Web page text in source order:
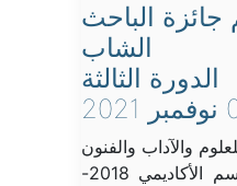
جائزة الباحث
الشاب
الدورة الثالثة
والآداب والفنون
“بيت الحكمة” منذ الموسم الأكاديمي 2018-